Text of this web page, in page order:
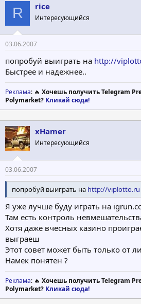
R rice
Интересующийся
03.06.2007
попробуй выиграть на http://
Быстрее и надежнее..
Реклама: 🔥 Хочешь получить Telegram
Polymarket? Кликай сюда!
xHamer
Интересующийся
03.06.2007
попробуй выиграть на http://viplotto.ru
Я уже лучше буду играть на
Там есть контроль
Хотя даже вчесных казино
выграеш
Этот совет может быть только от
Намек понятен ?
Реклама: 🔥 Хочешь получить Telegram
Polymarket? Кликай сюда!